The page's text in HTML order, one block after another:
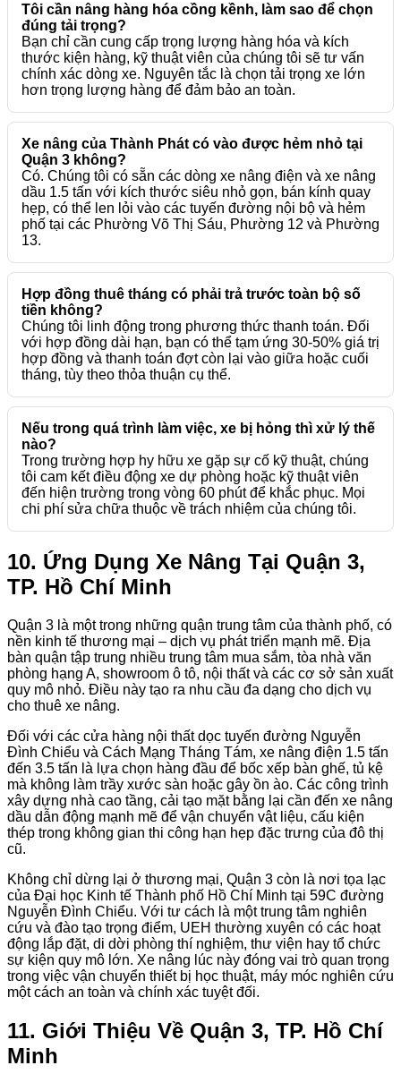
Tôi cần nâng hàng hóa cồng kềnh, làm sao để chọn
đúng tải trọng?
Bạn chỉ cần cung cấp trọng lượng hàng hóa và kích
thước kiện hàng, kỹ thuật viên của chúng tôi sẽ tư vấn
chính xác dòng xe. Nguyên tắc là chọn tải trọng xe lớn
hơn trọng lượng hàng để đảm bảo an toàn.
Xe nâng của Thành Phát có vào được hẻm nhỏ tại
Quận 3 không?
Có. Chúng tôi có sẵn các dòng xe nâng điện và xe nâng
dầu 1.5 tấn với kích thước siêu nhỏ gọn, bán kính quay
hẹp, có thể len lỏi vào các tuyến đường nội bộ và hẻm
phố tại các Phường Võ Thị Sáu, Phường 12 và Phường
13.
Hợp đồng thuê tháng có phải trả trước toàn bộ số
tiền không?
Chúng tôi linh động trong phương thức thanh toán. Đối
với hợp đồng dài hạn, bạn có thể tạm ứng 30-50% giá trị
hợp đồng và thanh toán đợt còn lại vào giữa hoặc cuối
tháng, tùy theo thỏa thuận cụ thể.
Nếu trong quá trình làm việc, xe bị hỏng thì xử lý thế
nào?
Trong trường hợp hy hữu xe gặp sự cố kỹ thuật, chúng
tôi cam kết điều động xe dự phòng hoặc kỹ thuật viên
đến hiện trường trong vòng 60 phút để khắc phục. Mọi
chi phí sửa chữa thuộc về trách nhiệm của chúng tôi.
10. Ứng Dụng Xe Nâng Tại Quận 3,
TP. Hồ Chí Minh
Quận 3 là một trong những quận trung tâm của thành phố, có
nền kinh tế thương mại – dịch vụ phát triển mạnh mẽ. Địa
bàn quận tập trung nhiều trung tâm mua sắm, tòa nhà văn
phòng hạng A, showroom ô tô, nội thất và các cơ sở sản xuất
quy mô nhỏ. Điều này tạo ra nhu cầu đa dạng cho dịch vụ
cho thuê xe nâng.
Đối với các cửa hàng nội thất dọc tuyến đường Nguyễn
Đình Chiểu và Cách Mạng Tháng Tám, xe nâng điện 1.5 tấn
đến 3.5 tấn là lựa chọn hàng đầu để bốc xếp bàn ghế, tủ kệ
mà không làm trầy xước sàn hoặc gây ồn ào. Các công trình
xây dựng nhà cao tầng, cải tạo mặt bằng lại cần đến xe nâng
dầu dẫn động mạnh mẽ để vận chuyển vật liệu, cấu kiện
thép trong không gian thi công hạn hẹp đặc trưng của đô thị
cũ.
Không chỉ dừng lại ở thương mại, Quận 3 còn là nơi tọa lạc
của Đại học Kinh tế Thành phố Hồ Chí Minh tại 59C đường
Nguyễn Đình Chiểu. Với tư cách là một trung tâm nghiên
cứu và đào tạo trọng điểm, UEH thường xuyên có các hoạt
động lắp đặt, di dời phòng thí nghiệm, thư viện hay tổ chức
sự kiện quy mô lớn. Xe nâng lúc này đóng vai trò quan trọng
trong việc vận chuyển thiết bị học thuật, máy móc nghiên cứu
một cách an toàn và chính xác tuyệt đối.
11. Giới Thiệu Về Quận 3, TP. Hồ Chí
Minh